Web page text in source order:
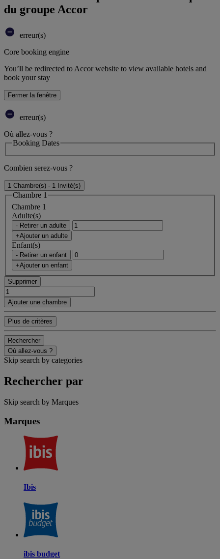
du groupe Accor
erreur(s)
Core booking engine
You’ll be redirected to Accor website to view available hotels and
book your stay
Fermer la fenêtre
erreur(s)
Où allez-vous ?
Booking Dates
Combien serez-vous ?
1 Chambre(s) - 1 Invité(s)
Chambre 1
Chambre 1
Adulte(s)
- Retirer un adulte
+Ajouter un adulte
Enfant(s)
- Retirer un enfant
+Ajouter un enfant
Supprimer
Ajouter une chambre
Plus de critères
Rechercher
Où allez-vous ?
Skip search by categories
Rechercher par
Skip search by Marques
Marques
Ibis
ibis budget